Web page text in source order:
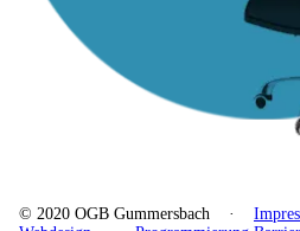
© 2020 OGB Gummersbach ·